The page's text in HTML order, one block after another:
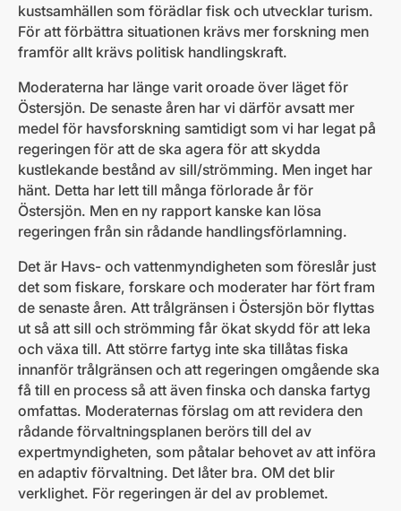
kustsamhällen som förädlar fisk och utvecklar turism.
För att förbättra situationen krävs mer forskning men
framför allt krävs politisk handlingskraft.
Moderaterna har länge varit oroade över läget för
Östersjön. De senaste åren har vi därför avsatt mer
medel för havsforskning samtidigt som vi har legat på
regeringen för att de ska agera för att skydda
kustlekande bestånd av sill/strömming. Men inget har
hänt. Detta har lett till många förlorade år för
Östersjön. Men en ny rapport kanske kan lösa
regeringen från sin rådande handlingsförlamning.
Det är Havs- och vattenmyndigheten som föreslår just
det som fiskare, forskare och moderater har fört fram
de senaste åren. Att trålgränsen i Östersjön bör flyttas
ut så att sill och strömming får ökat skydd för att leka
och växa till. Att större fartyg inte ska tillåtas fiska
innanför trålgränsen och att regeringen omgående ska
få till en process så att även finska och danska fartyg
omfattas. Moderaternas förslag om att revidera den
rådande förvaltningsplanen berörs till del av
expertmyndigheten, som påtalar behovet av att införa
en adaptiv förvaltning. Det låter bra. OM det blir
verklighet. För regeringen är del av problemet.